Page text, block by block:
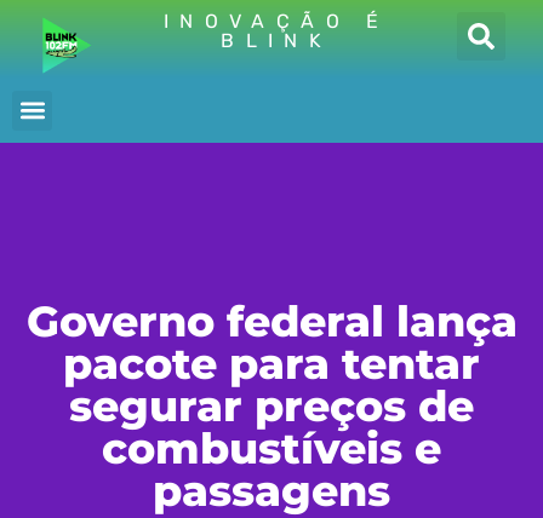
INOVAÇÃO É
BLINK
Governo federal lança
pacote para tentar
segurar preços de
combustíveis e
passagens